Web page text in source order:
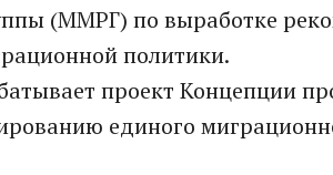
(ММРГ) по выработке
политики.
проект Концепции
единого